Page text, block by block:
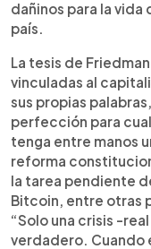
dañinos para la
país.
La tesis de
vinculadas al
sus propias
perfección para
tenga entre manos
reforma
la tarea pendiente
Bitcoin, entre otras
“Solo una crisis -
verdadero. Cuando